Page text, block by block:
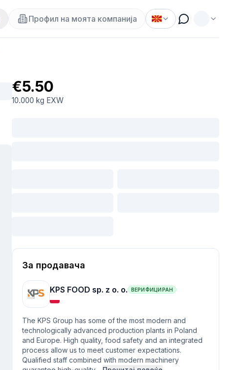
Профил на моята компанија
€5.50
10.000 kg EXW
За продавача
KPS FOOD sp. z o. o. ВЕРИФИЦИРАН
The KPS Group has some of the most modern and
technologically advanced production plants in Poland
and Europe. High quality, food safety and an integrated
process allow us to meet customer expectations.
Qualified staff combined with modern machinery